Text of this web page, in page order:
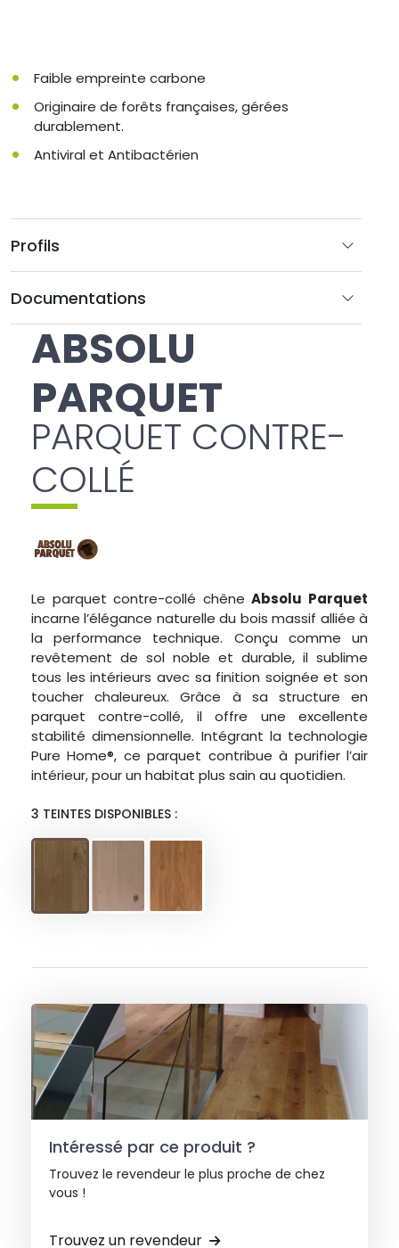
ABSOLU
PARQUET
PARQUET CONTRE-
COLLÉ
Le parquet contre-collé chêneAbsolu Parquet
incarne l’élégance naturelle du bois massif alliée à
la performance technique. Conçu comme un
revêtement de sol noble et durable, il sublime
tous les intérieurs avec sa finition soignée et son
toucher chaleureux. Grâce à sa structure en
parquet contre-collé, il offre une excellente
stabilité dimensionnelle. Intégrant la technologie
Pure Home®, ce parquet contribue à purifier l’air
intérieur, pour un habitat plus sain au quotidien.
3 TEINTES DISPONIBLES :
Intéressé par ce produit ?
Trouvez le revendeur le plus proche de chez
vous !
Trouvez un revendeur
Faible empreinte carbone
Originaire de forêts françaises, gérées
durablement.
Antiviral et Antibactérien
Profils
Documentations